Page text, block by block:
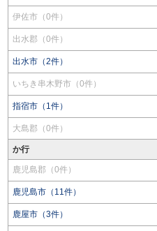
伊佐市（0件）
出水郡（0件）
出水市（2件）
いちき串木野市（0件）
指宿市（1件）
大島郡（0件）
か行
鹿児島郡（0件）
鹿児島市（11件）
鹿屋市（3件）